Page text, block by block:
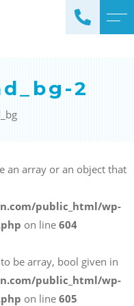
よくある質問
アクセス
知らせ
ドラム式洗濯機クリーニ
ング
2
an array or an object that
public_html/wp-
on line 604
be array, bool given in
public_html/wp-
on line 605